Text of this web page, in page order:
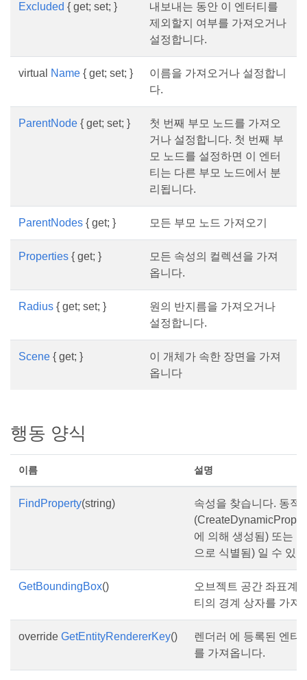
Excluded { get; set; }
내보내는 동안 이 엔터티를
제외할지 여부를 가져오거나
설정합니다.
virtual Name { get; set; }
이름을 가져오거나 설정합니
다.
ParentNode { get; set; }
첫 번째 부모 노드를 가져오
거나 설정합니다. 첫 번째 부
모 노드를 설정하면 이 엔터
티는 다른 부모 노드에서 분
리됩니다.
ParentNodes { get; } 모든 부모 노드 가져오기
Properties { get; }
모든 속성의 컬렉션을 가져
옵니다.
Radius { get; set; }
원의 반지름을 가져오거나
설정합니다.
Scene { get; }
이 개체가 속한 장면을 가져
옵니다
행동 양식
이름 설명
FindProperty(string)
속성을 찾습니다. 동적
에 의해 생성됨) 또는
으로 식별됨) 일 수 있
GetBoundingBox()
오브젝트 공간 좌표계
티의 경계 상자를 가져
override GetEntityRendererKey()
렌더러 에 등록된 엔티
를 가져옵니다.